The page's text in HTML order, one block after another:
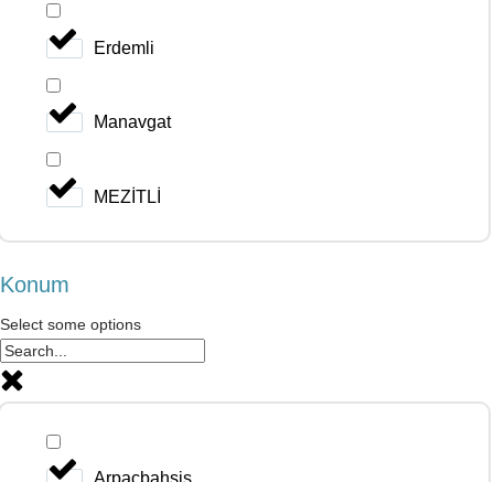
Erdemli
Manavgat
MEZİTLİ
Konum
Select some options
Arpaçbahşiş